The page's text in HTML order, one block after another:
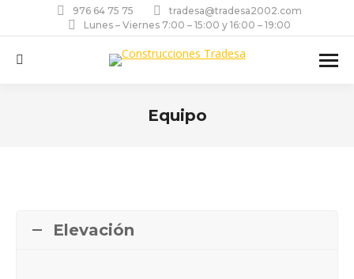
976 64 75 75
tradesa@tradesa2002.com
Lunes – Viernes 7:00 – 15:00 y 16:00 – 19:00
Buscar:
Equipo
Elevación